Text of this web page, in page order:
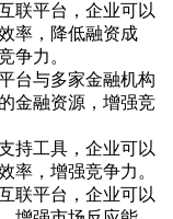
联平台，企业可以
率，降低融资成
争力。
台与多家金融机构
金融资源，增强竞
持工具，企业可以
率，增强竞争力。
联平台，企业可以